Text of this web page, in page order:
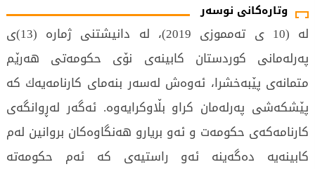
وتارەکانی نوسەر
له‌ (10 ی ته‌مموزی 2019)، له‌ دانیشتنی ژماره‌ (13)ی
په‌رله‌مانی كوردستان کابینەى نۆى حکومەتى هەرێم
متمانه‌ی پێبه‌خشرا، ئەوەش لەسەر بنەمای كارنامەیەك كە
پێشكەشی پەرلەمان كراو بڵاوكرایەوە. ئەگەر لەڕوانگەی
كارنامەكەی حكومەت و ئەو بریارو هەنگاوەكان بروانین لەم
كابینەیە دەگەینە ئەو راستیەى کە ئەم حكومەتە